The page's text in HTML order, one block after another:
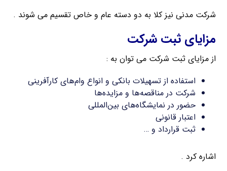
شرکت مدنی نیز کلا به دو دسته عام و خاص تقسیم می شوند .
مزایای ثبت شرکت
از مزایای ثبت شرکت می توان به :
استفاده از تسهیلات بانکی و انواع وام‌های کارآفرینی
شرکت در مناقصه‌ها و مزایده‌ها
حضور در نمایشگاه‌های بین‌المللی
اعتبار قانونی
ثبت قرارداد و …
اشاره کرد .